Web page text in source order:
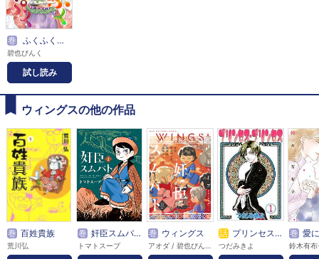
巻 ふくふくまんぷく
碧也ぴんく
試し読み
ウィングスの他の作品
巻 百姓貴族
荒川弘
巻 奸臣スムバト
トマトスープ
巻 ウィングス 話 プリンセス・プリンセス【完全版】
つだみきよ
巻 愛に愛
鈴木有布